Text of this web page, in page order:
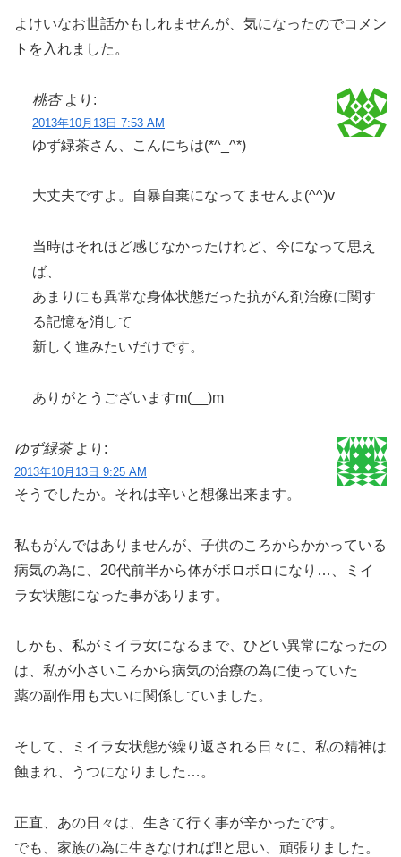
よけいなお世話かもしれませんが、気になったのでコメン
トを入れました。
桃杏 より:
2013年10月13日 7:53 AM
ゆず緑茶さん、こんにちは(*^_^*)
大丈夫ですよ。自暴自棄になってませんよ(^^)v
当時はそれほど感じなかったけれど、今になって思え
ば、
あまりにも異常な身体状態だった抗がん剤治療に関す
る記憶を消して
新しく進みたいだけです。
ありがとうございますm(__)m
ゆず緑茶 より:
2013年10月13日 9:25 AM
そうでしたか。それは辛いと想像出来ます。
私もがんではありませんが、子供のころからかかっている
病気の為に、20代前半から体がボロボロになり…、ミイ
ラ女状態になった事があります。
しかも、私がミイラ女になるまで、ひどい異常になったの
は、私が小さいころから病気の治療の為に使っていた
薬の副作用も大いに関係していました。
そして、ミイラ女状態が繰り返される日々に、私の精神は
蝕まれ、うつになりました…。
正直、あの日々は、生きて行く事が辛かったです。
でも、家族の為に生きなければ!!と思い、頑張りました。